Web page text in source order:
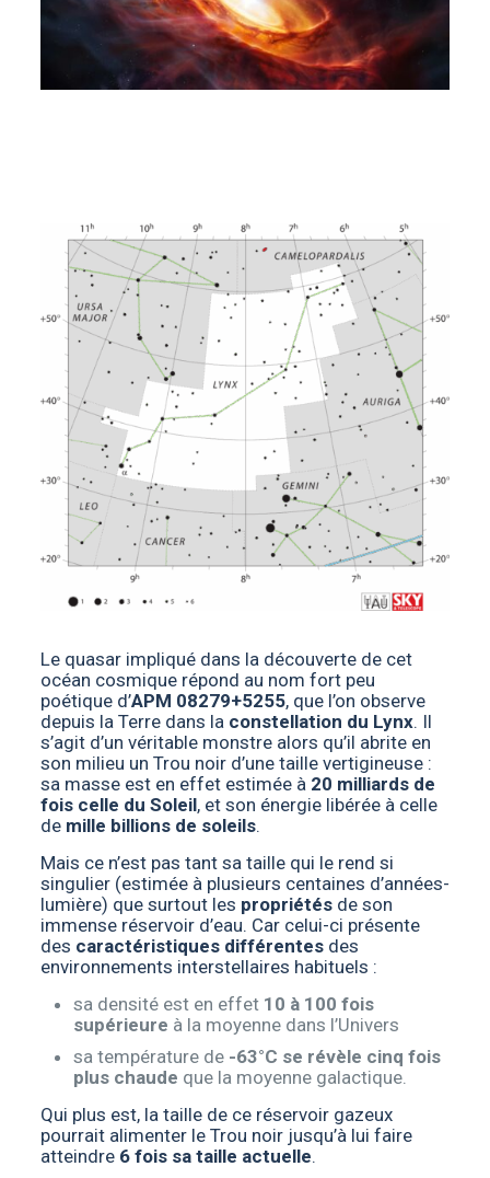
Le quasar impliqué dans la découverte de cet
océan cosmique répond au nom fort peu
poétique d’APM 08279+5255, que l’on observe
depuis la Terre dans la constellation du Lynx. Il
s’agit d’un véritable monstre alors qu’il abrite en
son milieu un Trou noir d’une taille vertigineuse :
sa masse est en effet estimée à 20 milliards de
fois celle du Soleil, et son énergie libérée à celle
de mille billions de soleils.
Mais ce n’est pas tant sa taille qui le rend si
singulier (estimée à plusieurs centaines d’années-
lumière) que surtout les propriétésde son
immense réservoir d’eau. Car celui-ci présente
des caractéristiques différentesdes
environnements interstellaires habituels :
sa densité est en effet 10 à 100 fois
supérieure à la moyenne dans l’Univers
sa température de -63°C se révèle cinq fois
plus chaude que la moyenne galactique.
Qui plus est, la taille de ce réservoir gazeux
pourrait alimenter le Trou noir jusqu’à lui faire
atteindre 6 fois sa taille actuelle.